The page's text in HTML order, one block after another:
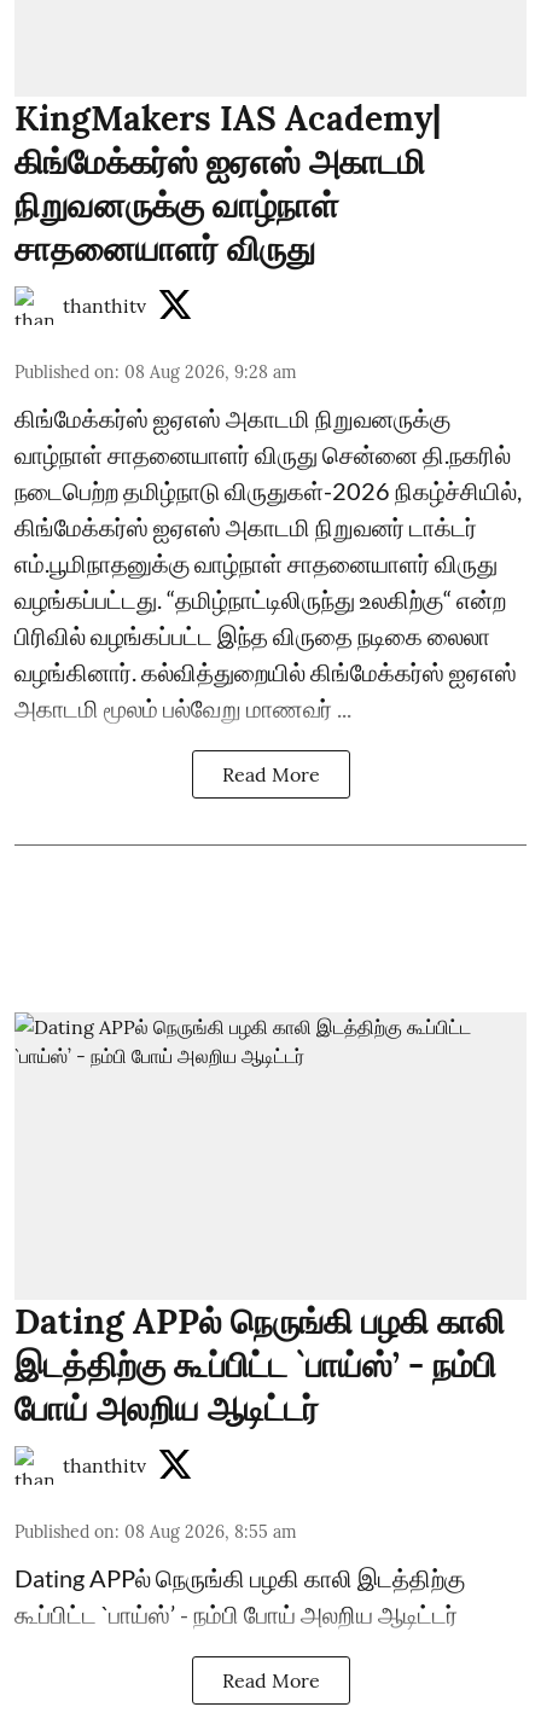
KingMakers IAS Academy|
கிங்மேக்கர்ஸ் ஐஏஎஸ் அகாடமி
நிறுவனருக்கு வாழ்நாள்
சாதனையாளர் விருது
thanthitv
Published on: 08 Aug 2026, 9:28 am
கிங்மேக்கர்ஸ் ஐஏஎஸ் அகாடமி நிறுவனருக்கு
வாழ்நாள் சாதனையாளர் விருது சென்னை தி.நகரில்
நடைபெற்ற தமிழ்நாடு விருதுகள்-2026 நிகழ்ச்சியில்,
கிங்மேக்கர்ஸ் ஐஏஎஸ் அகாடமி நிறுவனர் டாக்டர்
எம்.பூமிநாதனுக்கு வாழ்நாள் சாதனையாளர் விருது
வழங்கப்பட்டது. “தமிழ்நாட்டிலிருந்து உலகிற்கு“ என்ற
பிரிவில் வழங்கப்பட்ட இந்த விருதை நடிகை லைலா
வழங்கினார். கல்வித்துறையில் கிங்மேக்கர்ஸ் ஐஏஎஸ்
அகாடமி மூலம் பல்வேறு மாணவர் ...
Read More
Dating APPல் நெருங்கி பழகி காலி
இடத்திற்கு கூப்பிட்ட `பாய்ஸ்’ - நம்பி
போய் அலறிய ஆடிட்டர்
thanthitv
Published on: 08 Aug 2026, 8:55 am
Dating APPல் நெருங்கி பழகி காலி இடத்திற்கு
கூப்பிட்ட `பாய்ஸ்’ - நம்பி போய் அலறிய ஆடிட்டர்
Read More